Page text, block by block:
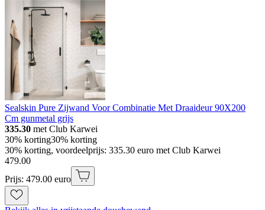
Sealskin Pure Zijwand Voor Combinatie Met Draaideur 90X200
Cm gunmetal grijs
335.30 met Club Karwei
30% korting30% korting
30% korting, voordeelprijs: 335.30 euro met Club Karwei
479.00
Prijs: 479.00 euro